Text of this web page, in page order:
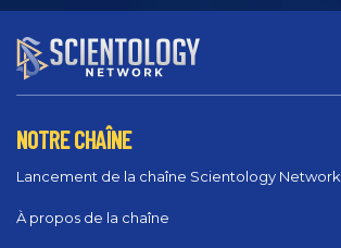
NOTRE CHAÎNE
Lancement de la chaîne Scientology Network
À propos de la chaîne